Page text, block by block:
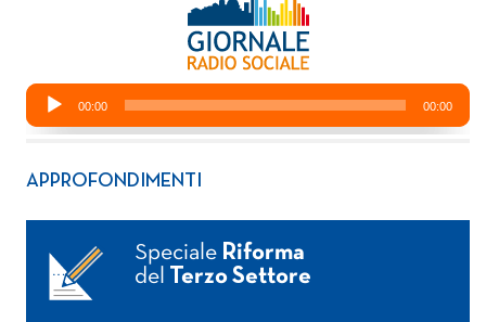
APPROFONDIMENTI
Speciale Riforma
del
Terzo Settore